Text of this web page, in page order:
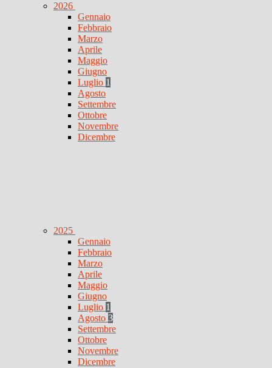
2026
Gennaio
Febbraio
Marzo
Aprile
Maggio
Giugno
Luglio 1
Agosto
Settembre
Ottobre
Novembre
Dicembre
2025
Gennaio
Febbraio
Marzo
Aprile
Maggio
Giugno
Luglio 1
Agosto 3
Settembre
Ottobre
Novembre
Dicembre